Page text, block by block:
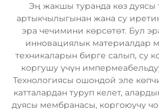
Эң жакшы туранда көз дуясы
артыкчылыгынан жана су
эра чечимини көрсөтөт. Бул
инновациялык материалдар
техникаларын бирге салып, су
коргушу үчүн
Технологиясы ошондой эле
катталардан туруп келет,
дуясы мембранасы, коргоюучу